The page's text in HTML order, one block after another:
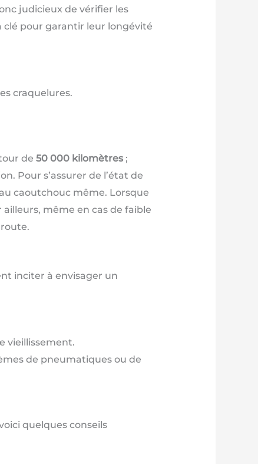
judicieux de vérifier les
clé pour garantir leur longévité
craquelures.
de 50 000 kilomètres;
Pour s’assurer de l’état de
caoutchouc même. Lorsque
même en cas de faible
inciter à envisager un
vieillissement.
de pneumatiques ou de
quelques conseils